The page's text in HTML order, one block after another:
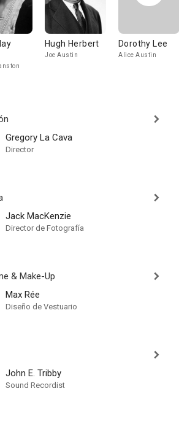
Hugh Herbert
Joe Austin
Dorothy Lee
Alice Austin
Gregory La Cava
Director
Jack MacKenzie
Director de Fotografía
& Make-Up
Max Rée
Diseño de Vestuario
John E. Tribby
Sound Recordist